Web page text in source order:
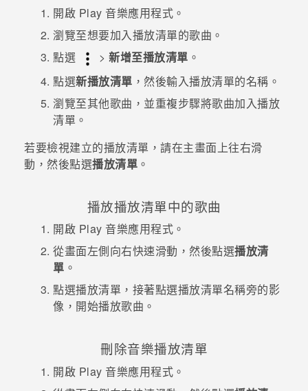
校園專案
企業採購
銷售通路
VIVELAND
開啟 Play 音樂應用程式。
瀏覽至想要加入播放清單的歌曲。
點選
> 新增至播放清單 。
點選新播放清單 ，然後輸入播放清單的名稱。
瀏覽至其他歌曲，並重複步驟將歌曲加入播放
清單。
若要檢視建立的播放清單，請在主畫面上往右滑
動，然後點選播放清單 。
播放播放清單中的歌曲
開啟 Play 音樂應用程式。
從畫面左側向右快速滑動，然後點選播放清
單 。
點選播放清單，接著點選播放清單名稱旁的影
像，開始播放歌曲。
刪除音樂播放清單
開啟 Play 音樂應用程式。